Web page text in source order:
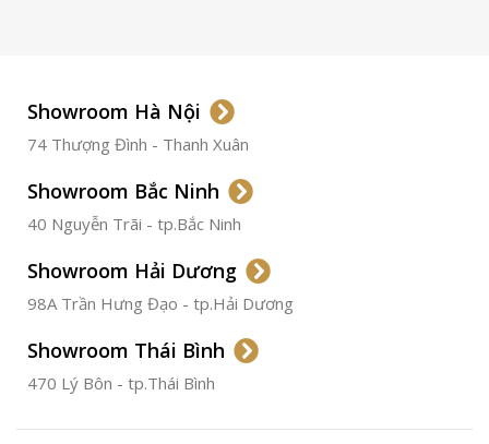
CHỐNG NƯỚC
Showroom Hà Nội
74 Thượng Đình - Thanh Xuân
Showroom Bắc Ninh
40 Nguyễn Trãi - tp.Bắc Ninh
Showroom Hải Dương
98A Trần Hưng Đạo - tp.Hải Dương
Showroom Thái Bình
470 Lý Bôn - tp.Thái Bình